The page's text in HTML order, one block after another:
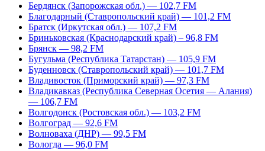
Бердянск (Запорожская обл.) — 102,7 FM
Благодарный (Ставропольский край) — 101,2 FM
Братск (Иркутская обл.) — 107,2 FM
Бриньковская (Краснодарский край) – 96,8 FM
Брянск — 98,2 FM
Бугульма (Республика Татарстан) — 105,9 FM
Буденновск (Ставропольский край) — 101,7 FM
Владивосток (Приморский край) — 97,3 FM
Владикавказ (Республика Северная Осетия — Алания)
— 106,7 FM
Волгодонск (Ростовская обл.) — 103,2 FM
Волгоград — 92,6 FM
Волноваха (ДНР) — 99,5 FM
Вологда — 96,0 FM